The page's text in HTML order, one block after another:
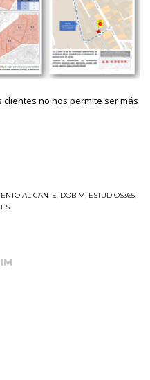
no nos permite ser más
ALICANTE, DOBIM, ESTUDIOS365,